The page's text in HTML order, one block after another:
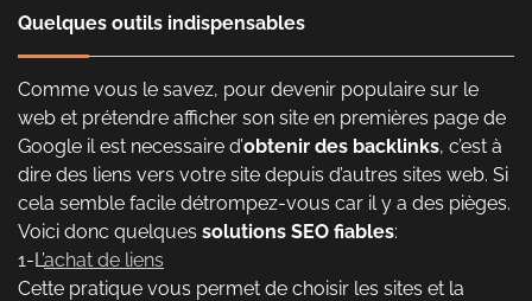
Quelques outils indispensables
Comme vous le savez, pour devenir populaire sur le
web et prétendre afficher son site en premières page de
Google il est necessaire d’obtenir des backlinks, c’est à
dire des liens vers votre site depuis d’autres sites web. Si
cela semble facile détrompez-vous car il y a des pièges.
Voici donc quelques solutions SEO fiables:
1-L’achat de liens
Cette pratique vous permet de choisir les sites et la